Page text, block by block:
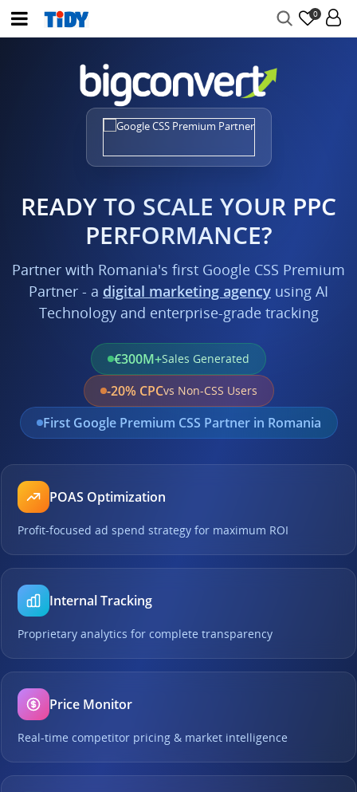
0
READY TO SCALE YOUR PPC
PERFORMANCE?
Partner with Romania's first Google CSS Premium
Partner - a digital marketing agency using AI
Technology and enterprise-grade tracking
€300M+Sales Generated
-20% CPCvs Non-CSS Users
First Google Premium CSS Partner in Romania
POAS Optimization
Profit-focused ad spend strategy for maximum ROI
Internal Tracking
Proprietary analytics for complete transparency
Price Monitor
Real-time competitor pricing & market intelligence